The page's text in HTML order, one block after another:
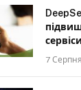
сервіси
7